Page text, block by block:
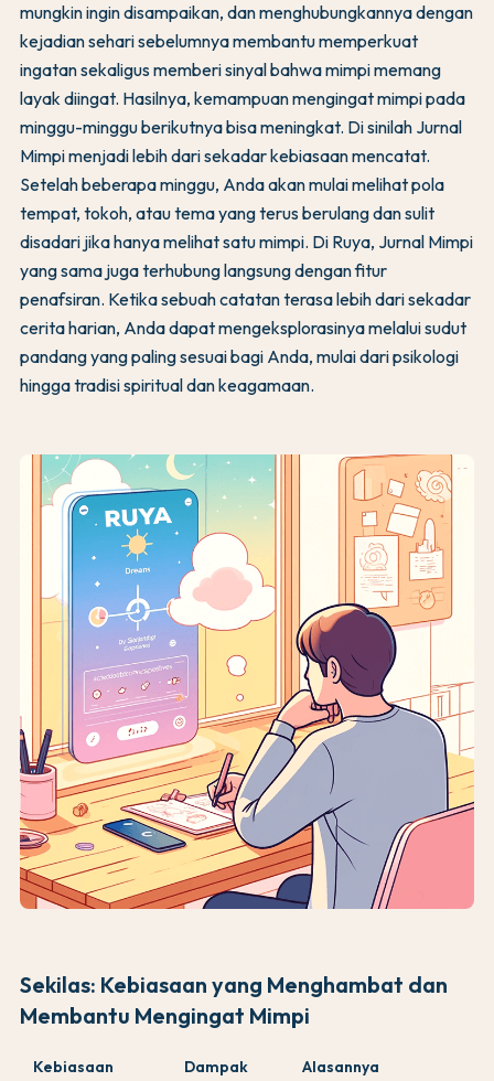
mungkin ingin disampaikan, dan menghubungkannya dengan
kejadian sehari sebelumnya membantu memperkuat
ingatan sekaligus memberi sinyal bahwa mimpi memang
layak diingat. Hasilnya, kemampuan mengingat mimpi pada
minggu-minggu berikutnya bisa meningkat. Di sinilah Jurnal
Mimpi menjadi lebih dari sekadar kebiasaan mencatat.
Setelah beberapa minggu, Anda akan mulai melihat pola
tempat, tokoh, atau tema yang terus berulang dan sulit
disadari jika hanya melihat satu mimpi. Di Ruya, Jurnal Mimpi
yang sama juga terhubung langsung dengan fitur
penafsiran. Ketika sebuah catatan terasa lebih dari sekadar
cerita harian, Anda dapat mengeksplorasinya melalui sudut
pandang yang paling sesuai bagi Anda, mulai dari psikologi
hingga tradisi spiritual dan keagamaan.
Sekilas: Kebiasaan yang Menghambat dan
Membantu Mengingat Mimpi
Kebiasaan Dampak Alasannya